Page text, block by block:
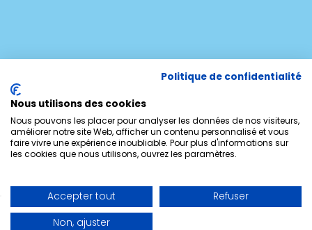
Politique de confidentialité
Nous utilisons des cookies
Nous pouvons les placer pour analyser les données de nos visiteurs,
améliorer notre site Web, afficher un contenu personnalisé et vous
faire vivre une expérience inoubliable. Pour plus d'informations sur
les cookies que nous utilisons, ouvrez les paramètres.
Accepter tout
Refuser
Non, ajuster